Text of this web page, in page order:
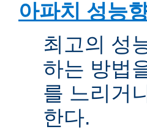
아파치 성능
최고의 성
하는 방법
를 느리거
한다.